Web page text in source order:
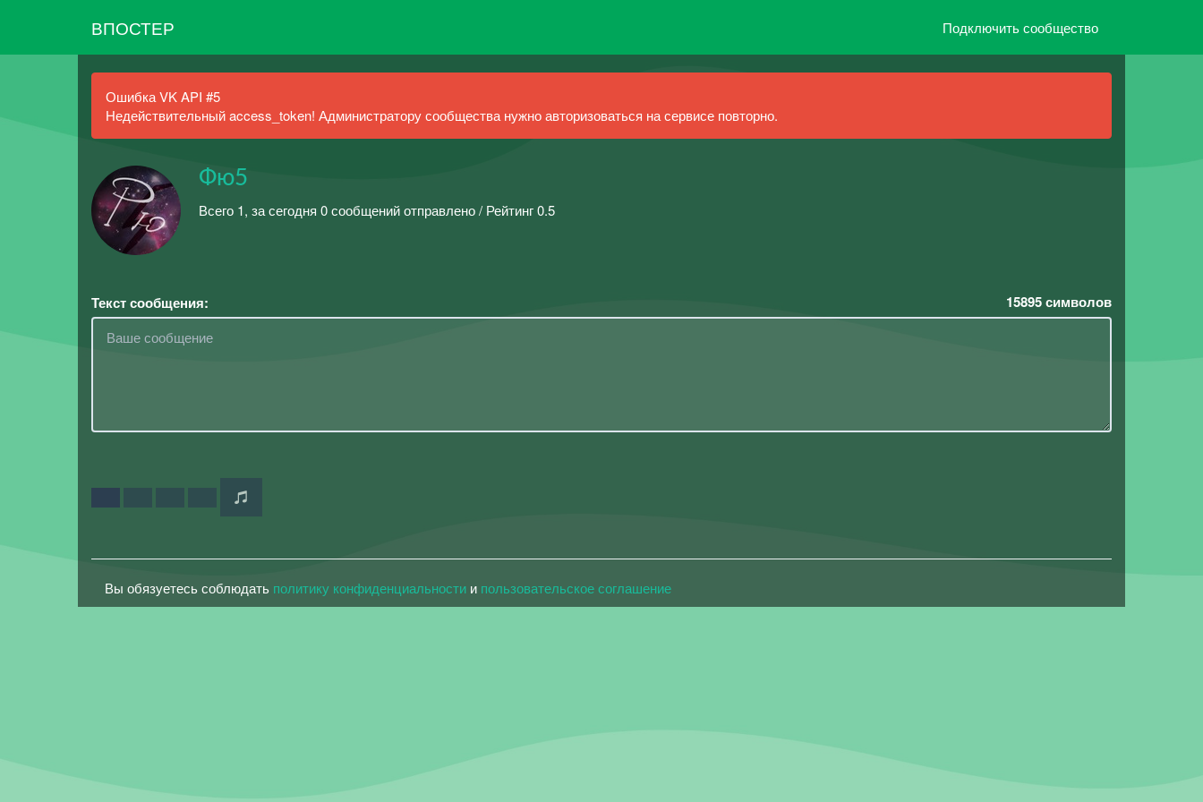
ВПОСТЕР Подключить сообщество
Ошибка VK API #5
Недействительный access_token! Администратору сообщества нужно авторизоваться на сервисе повторно.
Фю5
Всего 1, за сегодня 0 сообщений отправлено / Рейтинг 0.5
Текст сообщения: 15895символов
Вы обязуетесь соблюдать политику конфиденциальности и пользовательское соглашение